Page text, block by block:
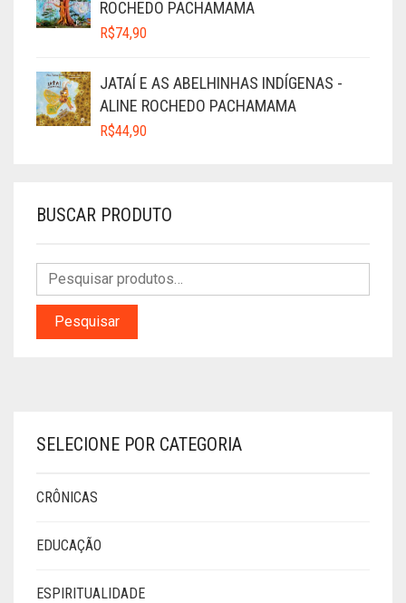
ROCHEDO PACHAMAMA
R$74,90
JATAÍ E AS ABELHINHAS INDÍGENAS -
ALINE ROCHEDO PACHAMAMA
R$44,90
BUSCAR PRODUTO
Pesquisar
SELECIONE POR CATEGORIA
CRÔNICAS
EDUCAÇÃO
ESPIRITUALIDADE